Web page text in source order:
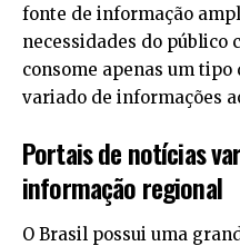
fonte de informação
necessidades do público
consome apenas um
variado de informações
Portais de notícias
informação regional
O Brasil possui uma